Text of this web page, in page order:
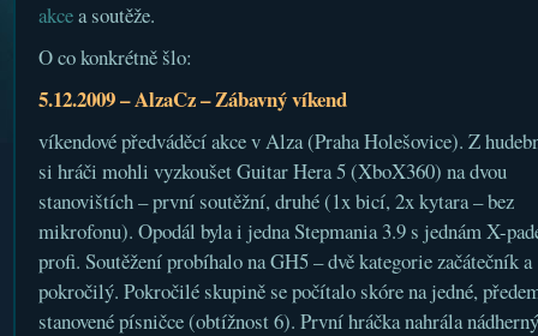
akcea soutěže.
O co konkrétně šlo:
5.12.2009 – AlzaCz – Zábavný víkend
víkendové předváděcí akce v Alza (Praha Holešovice). Z
si hráči mohli vyzkoušet Guitar Hera 5 (XboX360) na dvou
stanovištích – první soutěžní, druhé (1x bicí, 2x kytara – bez
mikrofonu). Opodál byla i jedna Stepmania 3.9 s jednám X-
profi. Soutěžení probíhalo na GH5 – dvě kategorie začátečník a
pokročilý. Pokročilé skupině se počítalo skóre na jedné,
stanovené písničce (obtížnost 6). První hráčka nahrála